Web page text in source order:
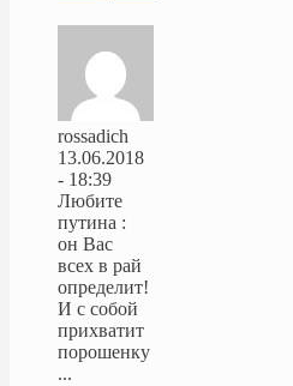
rossadich
13.06.2018
- 18:39
Любите
путина :
он Вас
всех в рай
определит!
И с собой
прихватит
порошенку
...